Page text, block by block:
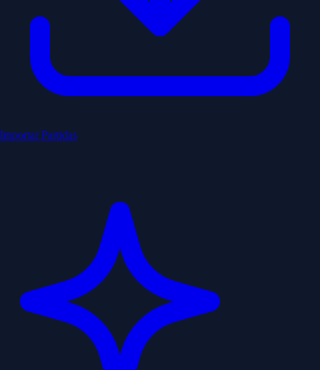
Importar Partidas